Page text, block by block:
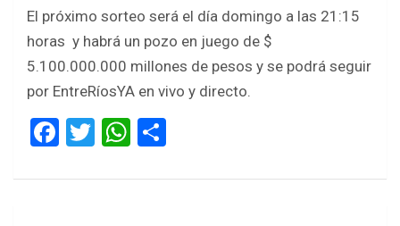
El próximo sorteo será el día domingo a las 21:15
horas y habrá un pozo en juego de $
5.100.000.000 millones de pesos y se podrá seguir
por EntreRíosYA en vivo y directo.
F
ce
T
tt
W
at ar